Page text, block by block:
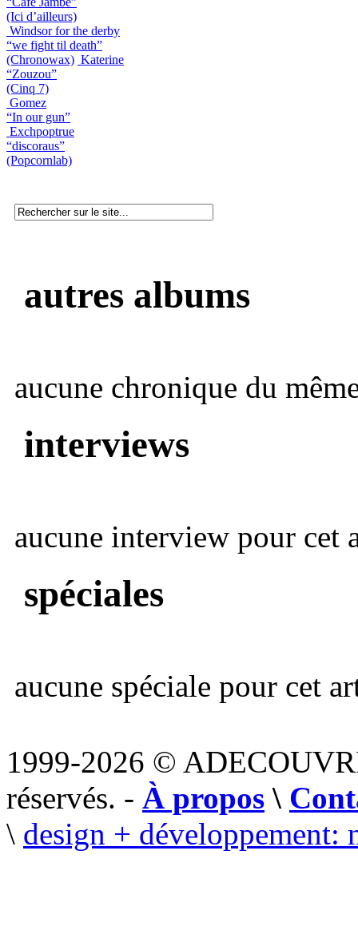
(Ici d’ailleurs)
Windsor for the derby
“we fight til death”
(Chronowax) Katerine
“Zouzou”
(Cinq 7)
Gomez
“In our gun”
Exchpoptrue
“discoraus”
(Popcornlab)
autres albums
aucune chronique du
interviews
aucune interview pour cet
spéciales
aucune spéciale pour cet
1999-2026 ©
réservés. - À propos \
\ design + développement: